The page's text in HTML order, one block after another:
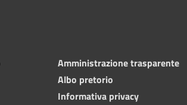
Amministrazione trasparente
Albo pretorio
Informativa privacy